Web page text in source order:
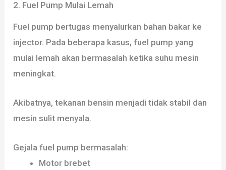
2. Fuel Pump Mulai Lemah
Fuel pump bertugas menyalurkan bahan bakar ke
injector. Pada beberapa kasus, fuel pump yang
mulai lemah akan bermasalah ketika suhu mesin
meningkat.
Akibatnya, tekanan bensin menjadi tidak stabil dan
mesin sulit menyala.
Gejala fuel pump bermasalah:
Motor brebet